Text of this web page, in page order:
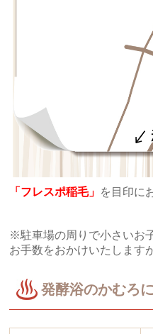
「フレスポ稲毛」 を目印に
※駐車場の周りで小さいお
お手数をおかけいたします
発酵浴のかむろ